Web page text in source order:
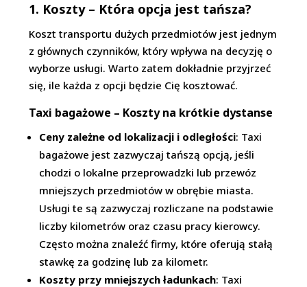
1. Koszty – Która opcja jest tańsza?
Koszt transportu dużych przedmiotów jest jednym
z głównych czynników, który wpływa na decyzję o
wyborze usługi. Warto zatem dokładnie przyjrzeć
się, ile każda z opcji będzie Cię kosztować.
Taxi bagażowe – Koszty na krótkie dystanse
Ceny zależne od lokalizacji i odległości: Taxi
bagażowe jest zazwyczaj tańszą opcją, jeśli
chodzi o lokalne przeprowadzki lub przewóz
mniejszych przedmiotów w obrębie miasta.
Usługi te są zazwyczaj rozliczane na podstawie
liczby kilometrów oraz czasu pracy kierowcy.
Często można znaleźć firmy, które oferują stałą
stawkę za godzinę lub za kilometr.
Koszty przy mniejszych ładunkach: Taxi